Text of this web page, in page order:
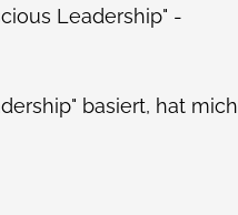
Leadership" -
basiert, hat mich